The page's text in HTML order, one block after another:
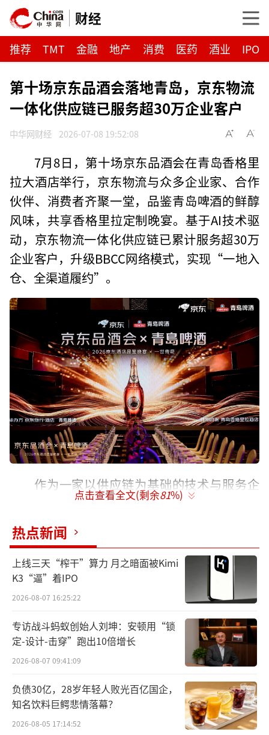
财经
推荐 TMT 金融 地产 消费 医药 酒业 IPO
第十场京东品酒会落地青岛，京东物流
一体化供应链已服务超30万企业客户
中华网财经 2026-07-08 19:52:08
7月8日，第十场京东品酒会在青岛香格里
拉大酒店举行，京东物流与众多企业家、合作
伙伴、消费者齐聚一堂，品鉴青岛啤酒的鲜醇
风味，共享香格里拉定制晚宴。基于AI技术驱
动，京东物流一体化供应链已累计服务超30万
企业客户，升级BBCC网络模式，实现“一地入
仓、全渠道履约”。
作为一家以供应链为基础的技术与服务企
业，京东所有的业务布局都围绕供应链展开。
一体化供应链服务是京东物流的核心优势，区
别于提供单一服务的物流企业，京东物流为商
家提供端到端的解决方案，整合仓储、快递快
运、冷链、秒送及其他增值服务，全链路一体
化，省心高效，以更具确定性的超级供应链能
力，让好产品送得更快更稳，让广大商家和消
费者拥有更好体验。
本次升级的BBCC网络模式，是京东物流面
向有多渠道订单履约痛点的商家，推出的一体
化供应链解决方案，其特色是“一地入仓，全
渠道履约”，助力商家将分散的库存整合为可
点击查看全文(剩余81%)
热点新闻
上线三天“榨干”算力 月之暗面被Kimi
K3“逼”着IPO
2026-08-07 16:25:22
专访战斗蚂蚁创始人刘坤：安顿用“锁
定-设计-击穿”跑出10倍增长
2026-08-07 09:41:09
负债30亿，28岁年轻人败光百亿国企，
知名饮料巨鳄悲情落幕？
2026-08-05 17:14:52